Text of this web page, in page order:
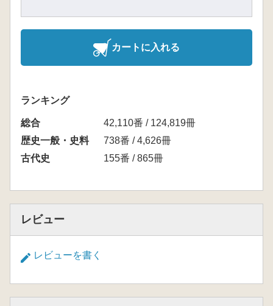
カートに入れる
ランキング
総合
42,110番 / 124,819冊
歴史一般・史料
738番 / 4,626冊
古代史
155番 / 865冊
レビュー
レビューを書く